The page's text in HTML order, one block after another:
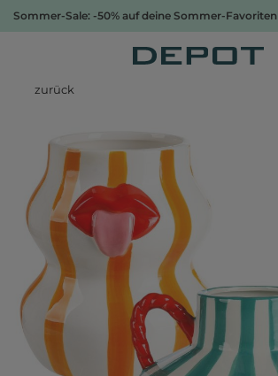
Sommer-Sale: -50% auf deine Sommer-Favoriten
zurück